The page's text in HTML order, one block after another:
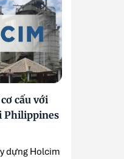
cấu với
Philippines
dựng Holcim